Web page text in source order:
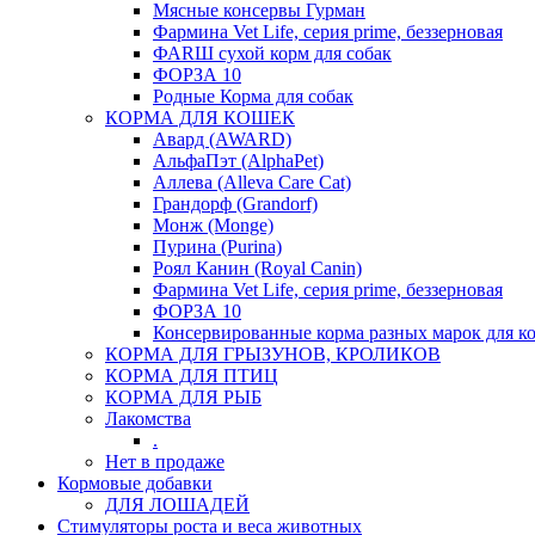
Мясные консервы Гурман
Фармина Vet Life, серия prime, беззерновая
ФАRШ сухой корм для собак
ФОРЗА 10
Родные Корма для собак
КОРМА ДЛЯ КОШЕК
Авард (AWARD)
АльфаПэт (AlphaPet)
Аллева (Alleva Care Cat)
Грандорф (Grandorf)
Монж (Monge)
Пурина (Purina)
Роял Канин (Royal Canin)
Фармина Vet Life, серия prime, беззерновая
ФОРЗА 10
Консервированные корма разных марок для
КОРМА ДЛЯ ГРЫЗУНОВ, КРОЛИКОВ
КОРМА ДЛЯ ПТИЦ
КОРМА ДЛЯ РЫБ
Лакомства
.
Нет в продаже
Кормовые добавки
ДЛЯ ЛОШАДЕЙ
Стимуляторы роста и веса животных